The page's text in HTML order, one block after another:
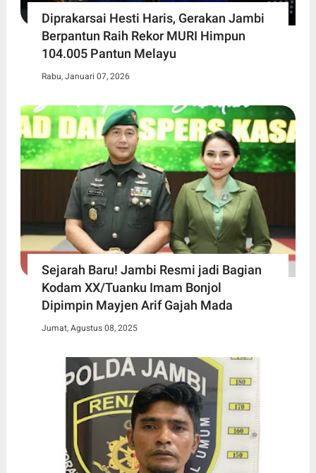
Diprakarsai Hesti Haris, Gerakan Jambi
Berpantun Raih Rekor MURI Himpun
104.005 Pantun Melayu
Rabu, Januari 07, 2026
Sejarah Baru! Jambi Resmi jadi Bagian
Kodam XX/Tuanku Imam Bonjol
Dipimpin Mayjen Arif Gajah Mada
Jumat, Agustus 08, 2025